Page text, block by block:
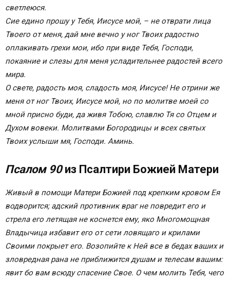
светлеюся.
Сие едино прошу у Тебя, Иисусе мой, – не отврати лица
Твоего от меня, дай мне вечно у ног Твоих радостно
оплакивать грехи мои, ибо при виде Тебя, Господи,
покаяние и слезы для меня усладительнее радостей всего
мира.
О свете, радость моя, сладость моя, Иисусе! Не отрини же
меня от ног Твоих, Иисусе мой, но по молитве моей со
мной присно буди, да живя Тобою, славлю Тя со Отцем и
Духом вовеки. Молитвами Богородицы и всех святых
Твоих услыши мя, Господи. Аминь.
Псалом 90 из Псалтири Божией Матери
Живый в помощи Матери Божией под крепким кровом Ея
водворится; адский противник враг не повредит его и
стрела его летящая не коснется ему, яко Многомощная
Владычица избавит его от сети ловящаго и крилами
Своими покрыет его. Возопийте к Ней все в бедах ваших и
зловредная рана не приближится душам и телесам вашим:
явит бо вам всюду спасение Свое. О чем молить Тебя, чего